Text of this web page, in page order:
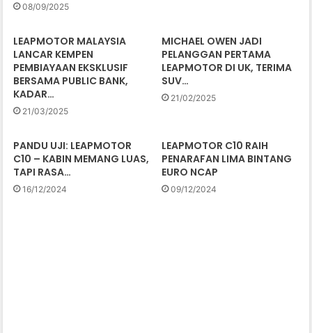
08/09/2025
LEAPMOTOR MALAYSIA
LANCAR KEMPEN
PEMBIAYAAN EKSKLUSIF
BERSAMA PUBLIC BANK,
KADAR…
21/03/2025
MICHAEL OWEN JADI
PELANGGAN PERTAMA
LEAPMOTOR DI UK, TERIMA
SUV…
21/02/2025
PANDU UJI: LEAPMOTOR
C10 – KABIN MEMANG LUAS,
TAPI RASA…
16/12/2024
LEAPMOTOR C10 RAIH
PENARAFAN LIMA BINTANG
EURO NCAP
09/12/2024